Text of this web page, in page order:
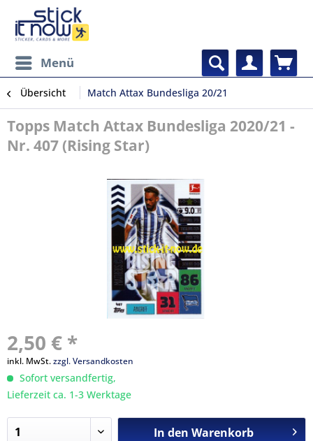
Menü
Übersicht Match Attax Bundesliga 20/21
Topps Match Attax Bundesliga 2020/21 -
Nr. 407 (Rising Star)
2,50 € *
inkl. MwSt.zzgl. Versandkosten
Sofort versandfertig,
Lieferzeit ca. 1-3 Werktage
In den Warenkorb